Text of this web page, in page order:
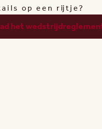
op een rijtje?
het